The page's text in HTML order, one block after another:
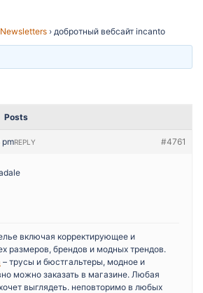
› добротный вебсайт incanto
Posts
pm #4761
REPLY
включая корректирующее и
размеров, брендов и модных трендов.
– трусы и бюстгальтеры, модное и
можно заказать в магазине. Любая
выглядеть. неповторимо в любых